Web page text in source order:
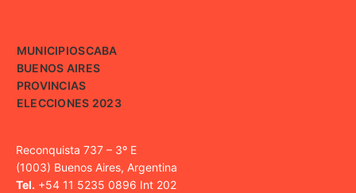
MUNICIPIOSCABA
BUENOS AIRES
PROVINCIAS
ELECCIONES 2023
Reconquista 737 – 3º E
(1003) Buenos Aires, Argentina
Tel. +54 11 5235 0896 Int 202